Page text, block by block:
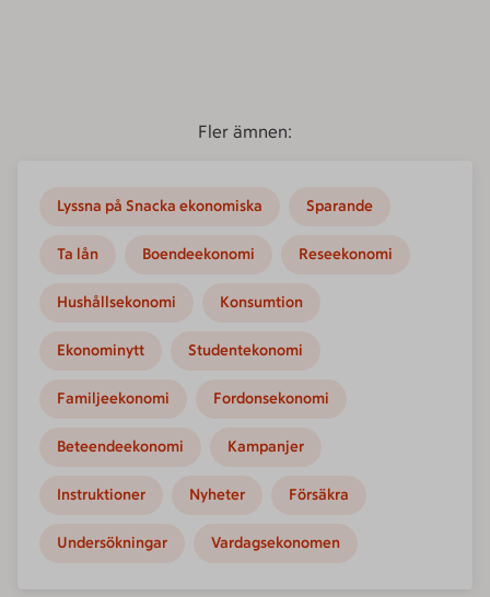
Fler ämnen:
Lyssna på Snacka ekonomiska Sparande
Ta lån Boendeekonomi Reseekonomi
Hushållsekonomi Konsumtion
Ekonominytt Studentekonomi
Familjeekonomi Fordonsekonomi
Beteendeekonomi Kampanjer
Instruktioner Nyheter Försäkra
Undersökningar Vardagsekonomen